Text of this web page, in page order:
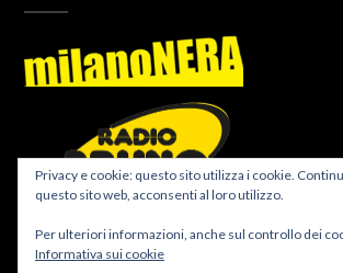
Privacy e cookie: questo sito utilizza i cookie.
questo sito web, acconsenti al loro utilizzo.
Per ulteriori informazioni, anche sul controllo dei
Informativa sui cookie